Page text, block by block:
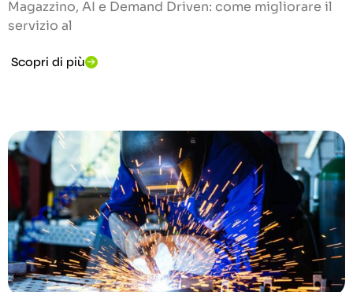
Magazzino, AI e Demand Driven: come migliorare il
servizio al
Scopri di più